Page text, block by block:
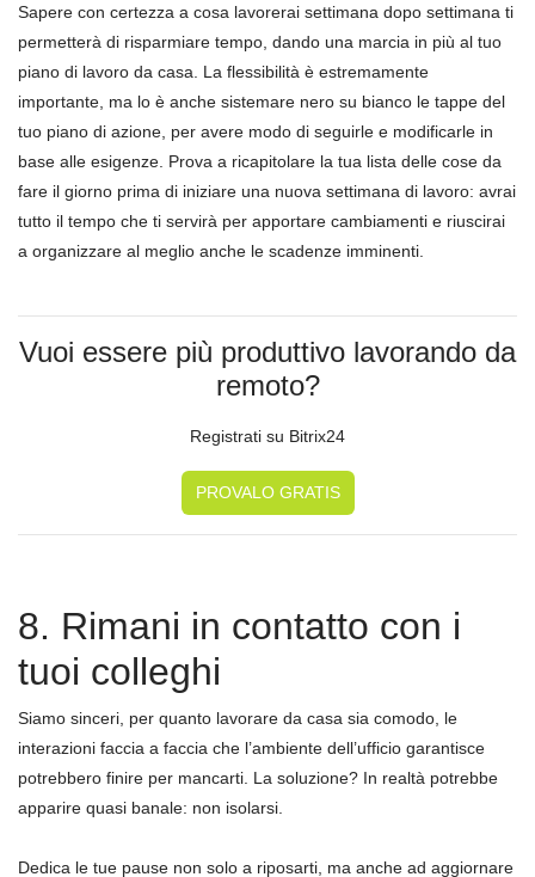
Sapere con certezza a cosa lavorerai settimana dopo settimana ti
permetterà di risparmiare tempo, dando una marcia in più al tuo
piano di lavoro da casa. La flessibilità è estremamente
importante, ma lo è anche sistemare nero su bianco le tappe del
tuo piano di azione, per avere modo di seguirle e modificarle in
base alle esigenze. Prova a ricapitolare la tua lista delle cose da
fare il giorno prima di iniziare una nuova settimana di lavoro: avrai
tutto il tempo che ti servirà per apportare cambiamenti e riuscirai
a organizzare al meglio anche le scadenze imminenti.
Vuoi essere più produttivo lavorando da
remoto?
Registrati su Bitrix24
PROVALO GRATIS
8. Rimani in contatto con i
tuoi colleghi
Siamo sinceri, per quanto lavorare da casa sia comodo, le
interazioni faccia a faccia che l’ambiente dell’ufficio garantisce
potrebbero finire per mancarti. La soluzione? In realtà potrebbe
apparire quasi banale: non isolarsi.
Dedica le tue pause non solo a riposarti, ma anche ad aggiornare